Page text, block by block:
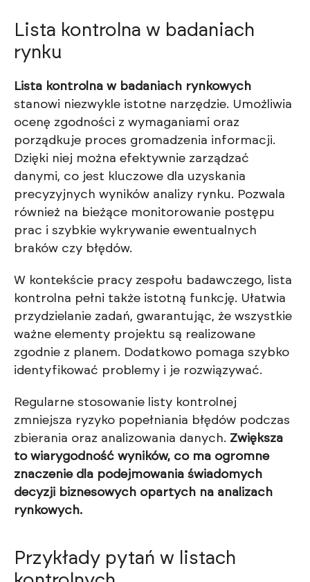
Lista kontrolna w badaniach
rynku
Lista kontrolna w badaniach rynkowych
stanowi niezwykle istotne narzędzie. Umożliwia
ocenę zgodności z wymaganiami oraz
porządkuje proces gromadzenia informacji.
Dzięki niej można efektywnie zarządzać
danymi, co jest kluczowe dla uzyskania
precyzyjnych wyników analizy rynku. Pozwala
również na bieżące monitorowanie postępu
prac i szybkie wykrywanie ewentualnych
braków czy błędów.
W kontekście pracy zespołu badawczego, lista
kontrolna pełni także istotną funkcję. Ułatwia
przydzielanie zadań, gwarantując, że wszystkie
ważne elementy projektu są realizowane
zgodnie z planem. Dodatkowo pomaga szybko
identyfikować problemy i je rozwiązywać.
Regularne stosowanie listy kontrolnej
zmniejsza ryzyko popełniania błędów podczas
zbierania oraz analizowania danych. Zwiększa
to wiarygodność wyników, co ma ogromne
znaczenie dla podejmowania świadomych
decyzji biznesowych opartych na analizach
rynkowych.
Przykłady pytań w listach